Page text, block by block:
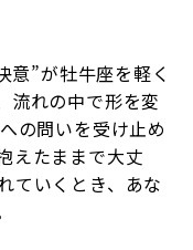
意”が牡牛座を軽く
流れの中で形を変
の問いを受け止め
えたままで大丈
ていくとき、あな